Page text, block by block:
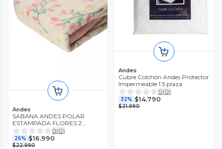
Andes
SABANA ANDES POLAR
ESTAMPADA FLORES 2
PLAZA
0(0)
26% $16.990
$22.990
Andes
Cubre Colchón Andes Protector
Impermeable 1.5 plaza
0(0)
32% $14.790
$21.990